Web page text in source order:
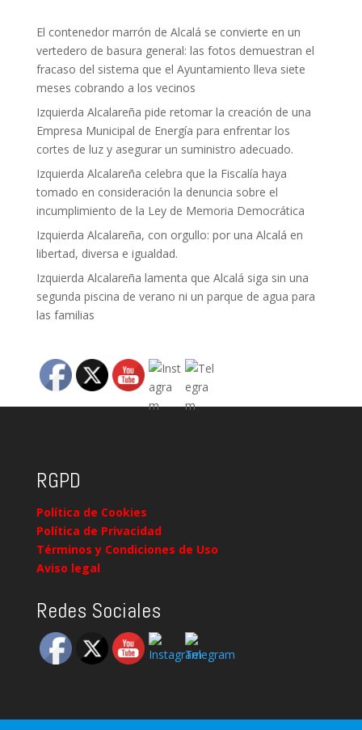
El contenedor marrón de Alcalá se convierte en un
vertedero de basura general: las fotos demuestran el
fracaso del sistema que el Ayuntamiento lleva siete
meses cobrando a los vecinos
Izquierda Alcalareña pide retomar la creación de una
Empresa Municipal de Energía para enfrentar los
cortes de luz y asegurar un suministro adecuado.
Izquierda Alcalareña celebra que la Fiscalía haya
tomado en consideración la denuncia sobre el
incumplimiento de la Ley de Memoria Democrática
Izquierda Alcalareña, con orgullo: por una Alcalá en
libertad, diversa e igualdad.
Izquierda Alcalareña lamenta que Alcalá siga sin una
segunda piscina de verano ni un parque de agua para
las familias
RGPD
Política de Cookies
Política de Privacidad
Términos y Condiciones de Uso
Aviso legal
Redes Sociales